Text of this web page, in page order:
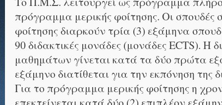
πρόγραμμα μερικής φοίτησης. Οι
φοίτησης διαρκούν τρία (3) εξάμηνα
90 διδακτικές μονάδες (μονάδες ECTS). Η
μαθημάτων γίνεται κατά τα δύο πρώτα
εξάμηνο διατίθεται για την εκπόνηση της
Για το πρόγραμμα μερικής φοίτησης η